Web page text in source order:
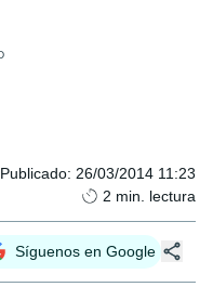
Publicado: 26/03/2014 11:23
2 min. lectura
Síguenos en Google